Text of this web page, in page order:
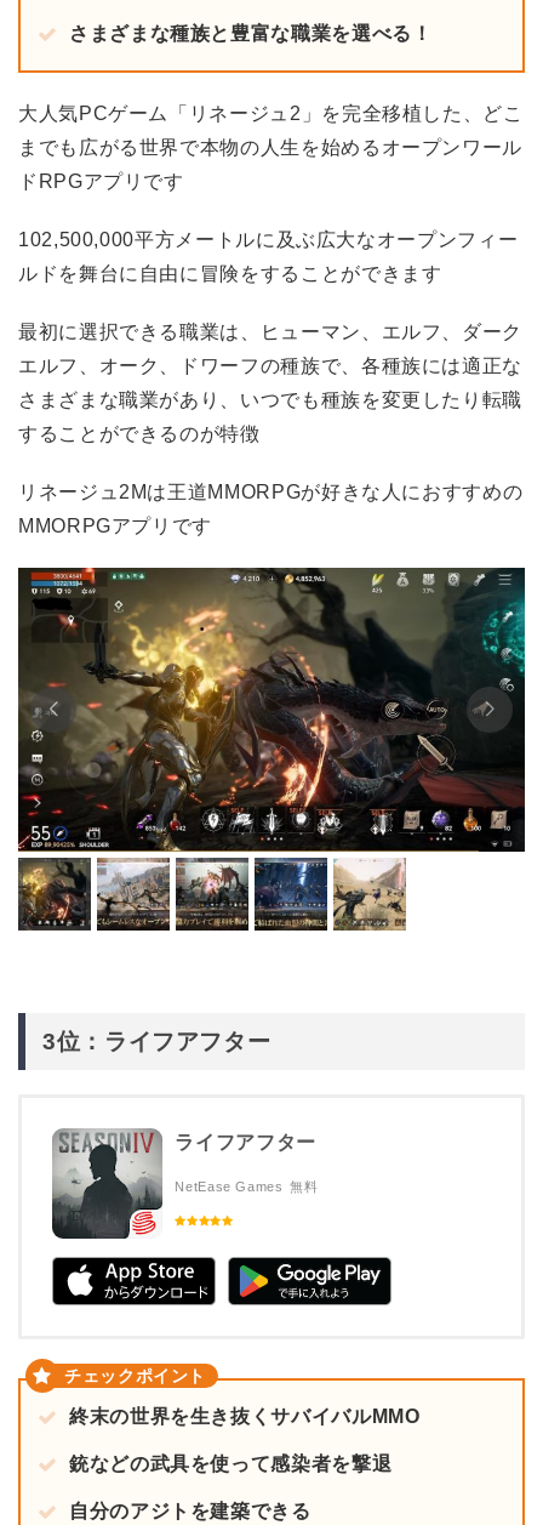
さまざまな種族と豊富な職業を選べる！
大人気PCゲーム「リネージュ2」を完全移植した、どこ
までも広がる世界で本物の人生を始めるオープンワール
ドRPGアプリです
102,500,000平方メートルに及ぶ広大なオープンフィー
ルドを舞台に自由に冒険をすることができます
最初に選択できる職業は、ヒューマン、エルフ、ダーク
エルフ、オーク、ドワーフの種族で、各種族には適正な
さまざまな職業があり、いつでも種族を変更したり転職
することができるのが特徴
リネージュ2Mは王道MMORPGが好きな人におすすめの
MMORPGアプリです
3位：ライフアフター
ライフアフター
NetEase Games 無料
終末の世界を生き抜くサバイバルMMO
銃などの武具を使って感染者を撃退
自分のアジトを建築できる